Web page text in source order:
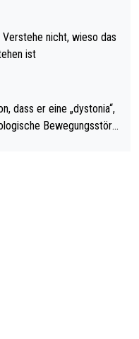
wundert mich: Luke Little
über Social Media GvV p
öfters mal gegen Ric
nicht, wieso das
ist
dass er eine „dystonia“,
Bewegungsstöru